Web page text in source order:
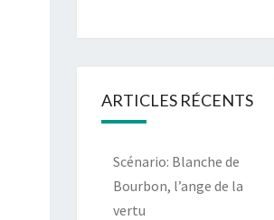
ARTICLES RÉCENTS
Scénario: Blanche de
Bourbon, l’ange de la
vertu